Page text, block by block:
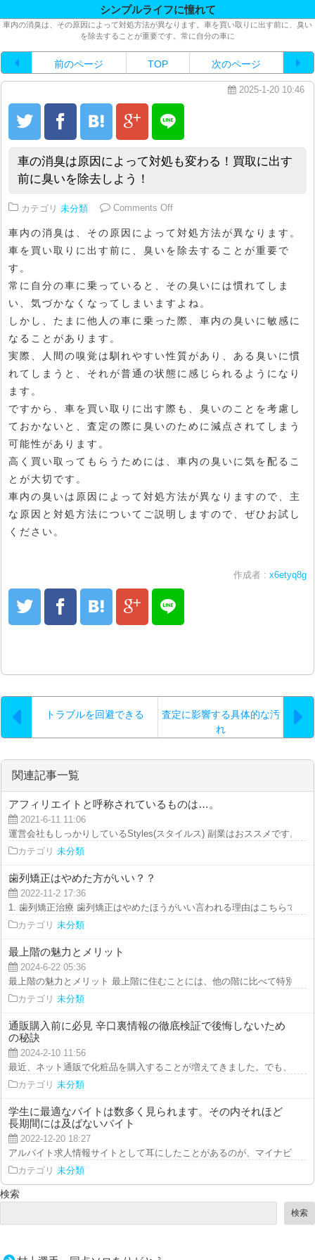
シンプルライフに憧れて
車内の消臭は、その原因によって対処方法が異なります。車を買い取りに出す前に、臭い
を除去することが重要です。常に自分の車に
前のページ TOP 次のページ
2025-1-20 10:46
車の消臭は原因によって対処も変わる！買取に出す
前に臭いを除去しよう！
カテゴリ 未分類 Comments Offon 車の消臭は原因によって対処
車内の消臭は、その原因によって対処方法が異なります。
車を買い取りに出す前に、臭いを除去することが重要で
す。
常に自分の車に乗っていると、その臭いには慣れてしま
い、気づかなくなってしまいますよね。
しかし、たまに他人の車に乗った際、車内の臭いに敏感に
なることがあります。
実際、人間の嗅覚は馴れやすい性質があり、ある臭いに慣
れてしまうと、それが普通の状態に感じられるようになり
ます。
ですから、車を買い取りに出す際も、臭いのことを考慮し
ておかないと、査定の際に臭いのために減点されてしまう
可能性があります。
高く買い取ってもらうためには、車内の臭いに気を配るこ
とが大切です。
車内の臭いは原因によって対処方法が異なりますので、主
な原因と対処方法についてご説明しますので、ぜひお試し
ください。
作成者 : x6etyq8g
トラブルを回避できる
査定に影響する具体的な汚
れ
関連記事一覧
アフィリエイトと呼称されているものは…。
2021-6-11 11:06
運営会社もしっかりしているStyles(スタイルス) 副業はおススメです。 稼
カテゴリ 未分類
歯列矯正はやめた方がいい？？
2022-11-2 17:36
1. 歯列矯正治療 歯列矯正はやめたほうがいい言われる理由はこちらで現
カテゴリ 未分類
最上階の魅力とメリット
2024-6-22 05:36
最上階の魅力とメリット 最上階に住むことには、他の階に比べて特別な
カテゴリ 未分類
通販購入前に必見 辛口裏情報の徹底検証で後悔しないため
の秘訣
2024-2-10 11:56
最近、ネット通販で化粧品を購入することが増えてきました。でも、いざ
カテゴリ 未分類
学生に最適なバイトは数多く見られます。その内それほど
長期間には及ばないバイト
2022-12-20 18:27
アルバイト求人情報サイトとして耳にしたことがあるのが、マイナビバイ
カテゴリ 未分類
検索
検索